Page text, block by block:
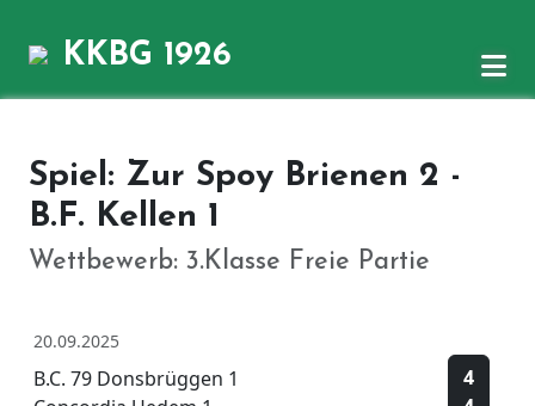
KKBG 1926
Spiel: Zur Spoy Brienen 2 -
B.F. Kellen 1
Wettbewerb: 3.Klasse Freie Partie
20.09.2025
B.C. 79 Donsbrüggen 1
4